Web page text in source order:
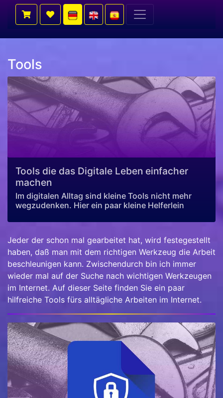
Tools
Tools die das Digitale Leben einfacher
machen
Im digitalen Alltag sind kleine Tools nicht mehr
wegzudenken. Hier ein paar kleine Helferlein
Jeder der schon mal gearbeitet hat, wird festegestellt
haben, daß man mit dem richtigen Werkzeug die Arbeit
beschleunigen kann. Zwischendurch bin ich immer
wieder mal auf der Suche nach wichtigen Werkzeugen
im Internet. Auf dieser Seite finden Sie ein paar
hilfreiche Tools fürs alltägliche Arbeiten im Internet.